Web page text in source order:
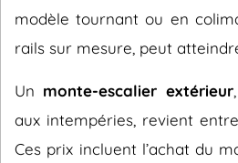
modèle tournant ou en
rails sur mesure, peut
Un monte-escalier extérieur
aux intempéries, revient entre
Ces prix incluent l’achat du